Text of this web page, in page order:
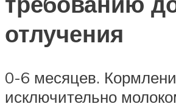
отлучения
0-6 месяцев.
исключительно